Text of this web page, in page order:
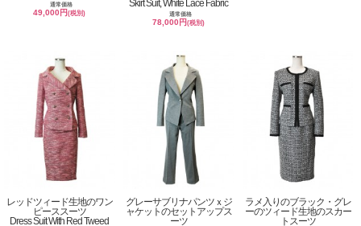
通常価格
49,000円(税別)
Skirt Suit, White Lace Fabric
通常価格
78,000円(税別)
レッドツィード生地のワン
ピーススーツ
Dress Suit With Red Tweed
グレーサブリナパンツｘジ
ャケットのセットアップス
ーツ
ラメ入りのブラック・グレ
ーのツィード生地のスカー
トスーツ